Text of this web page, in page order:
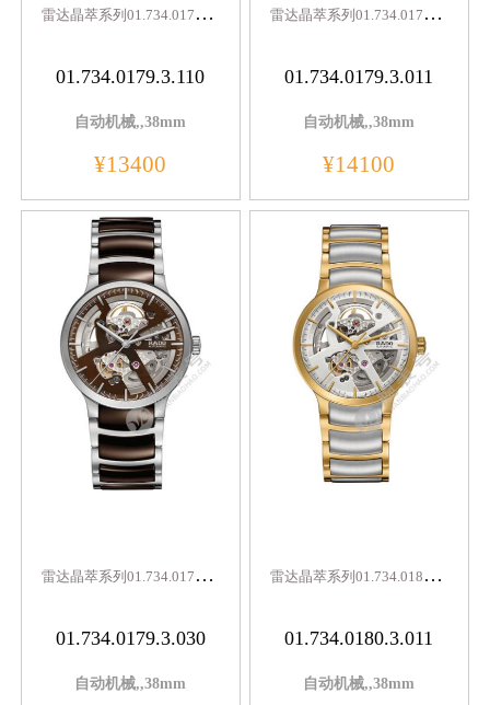
雷
达晶萃系列01.734.0179.3.110
01.734.0179.3.110
自动机械,,38mm
¥13400
雷
达晶萃系列01.734.0179.3.011
01.734.0179.3.011
自动机械,,38mm
¥14100
雷
达晶萃系列01.734.0179.3.030
01.734.0179.3.030
自动机械,,38mm
雷
达晶萃系列01.734.0180.3.011
01.734.0180.3.011
自动机械,,38mm